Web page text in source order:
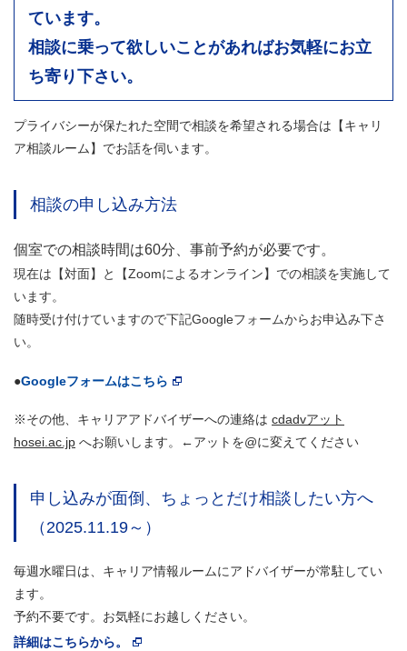
ています。
相談に乗って欲しいことがあればお気軽にお立
ち寄り下さい。
プライバシーが保たれた空間で相談を希望される場合は【キャリ
ア相談ルーム】でお話を伺います。
相談の申し込み方法
個室での相談時間は60分、事前予約が必要です。
現在は【対面】と【Zoomによるオンライン】での相談を実施して
います。
随時受け付けていますので下記Googleフォームからお申込み下さ
い。
●Googleフォームはこちら
※その他、キャリアアドバイザーへの連絡は cdadvアット
hosei.ac.jp へお願いします。←アットを@に変えてください
申し込みが面倒、ちょっとだけ相談したい方へ
（2025.11.19～）
毎週水曜日は、キャリア情報ルームにアドバイザーが常駐してい
ます。
予約不要です。お気軽にお越しください。
詳細はこちらから。